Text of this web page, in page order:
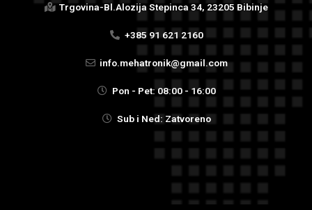
Trgovina-Bl.Alozija Stepinca 34, 23205 Bibinje
+385 91 621 2160
info.mehatronik@gmail.com
Pon - Pet: 08:00 - 16:00
Sub i Ned: Zatvoreno